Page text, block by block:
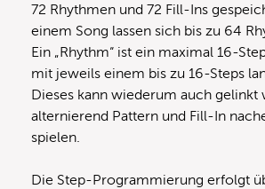
72 Rhythmen und 72 Fill-Ins
einem Song lassen sich bis zu 64
Ein „Rhythm“ ist ein maximal 16-
mit jeweils einem bis zu 16-Steps
Dieses kann wiederum auch gelinkt
alternierend Pattern und Fill-In
spielen.
Die Step-Programmierung erfolgt